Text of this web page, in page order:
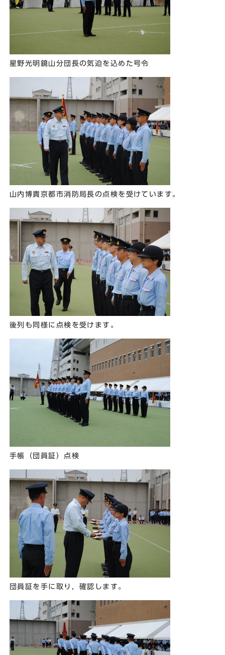
星野光明鏡山分団長の気迫を込めた号令
山内博貴京都市消防局長の点検を受けています。
後列も同様に点検を受けます。
手帳（団員証）点検
団員証を手に取り，確認します。